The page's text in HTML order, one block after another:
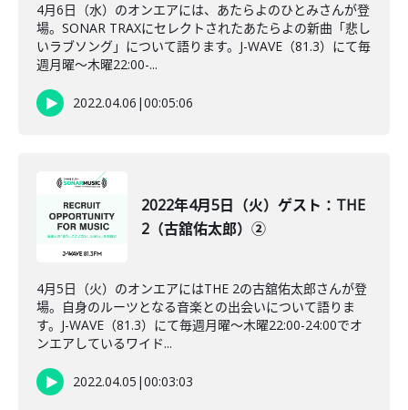
4月6日（水）のオンエアには、あたらよのひとみさんが登
場。SONAR TRAXにセレクトされたあたらよの新曲「悲し
いラブソング」について語ります。J-WAVE（81.3）にて毎
週月曜～木曜22:00-...
2022.04.06 |00:05:06
2022年4月5日（火）ゲスト：THE
2（古舘佑太郎）②
4月5日（火）のオンエアにはTHE 2の古舘佑太郎さんが登
場。自身のルーツとなる音楽との出会いについて語りま
す。J-WAVE（81.3）にて毎週月曜～木曜22:00-24:00でオ
ンエアしているワイド...
2022.04.05 |00:03:03